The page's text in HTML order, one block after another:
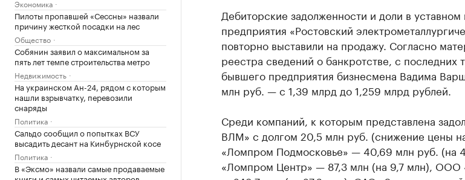
Экономика
Пилоты пропавшей «Сессны» назвали
причину жесткой посадки на лес
Общество
Собянин заявил о максимальном за
пять лет темпе строительства метро
Недвижимость
На украинском Ан-24, рядом с которым
нашли взрывчатку, перевозили
снаряды
Политика
Сальдо сообщил о попытках ВСУ
высадить десант на Кинбурнской косе
Политика
В «Эксмо» назвали самые продаваемые
Дебиторские задолженности и доли в уставном
предприятия «Ростовский
повторно выставили на продажу. Согласно
реестра сведений о банкротстве, с последних
бывшего предприятия бизнесмена Вадима
млн руб. — с 1,39 млрд до 1,259 млрд рублей.
Среди компаний, к которым представлена
ВЛМ» с долгом 20,5 млн руб. (снижение цены
«Ломпром Подмосковье» — 40,69 млн руб. (на
«Ломпром Центр» — 87,3 млн (на 9,7 млн), ООО